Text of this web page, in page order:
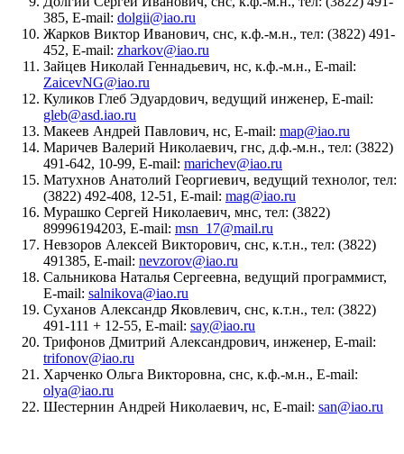
385, E-mail: dolgii@iao.ru
Жарков Виктор Иванович, снс, к.ф.-м.н., тел: (3822) 491-
452, E-mail: zharkov@iao.ru
Зайцев Николай Геннадьевич, нс, к.ф.-м.н., E-mail:
ZaicevNG@iao.ru
Куликов Глеб Эдуардович, ведущий инженер, E-mail:
gleb@asd.iao.ru
Макеев Андрей Павлович, нс, E-mail: map@iao.ru
Маричев Валерий Николаевич, гнс, д.ф.-м.н., тел: (3822)
491-642, 10-99, E-mail: marichev@iao.ru
Матухнов Анатолий Георгиевич, ведущий технолог, тел:
(3822) 492-408, 12-51, E-mail: mag@iao.ru
Мурашко Сергей Николаевич, мнс, тел: (3822)
89996194203, E-mail: msn_17@mail.ru
Невзоров Алексей Викторович, снс, к.т.н., тел: (3822)
491385, E-mail: nevzorov@iao.ru
Сальникова Наталья Сергеевна, ведущий программист,
E-mail: salnikova@iao.ru
Суханов Александр Яковлевич, снс, к.т.н., тел: (3822)
491-111 + 12-55, E-mail: say@iao.ru
Трифонов Дмитрий Александрович, инженер, E-mail:
trifonov@iao.ru
Харченко Ольга Викторовна, снс, к.ф.-м.н., E-mail:
olya@iao.ru
Шестернин Андрей Николаевич, нс, E-mail: san@iao.ru